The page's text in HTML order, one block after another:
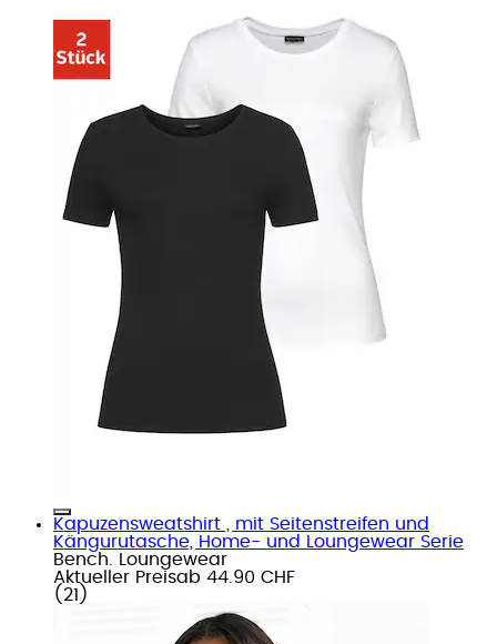
Kapuzensweatshirt , mit Seitenstreifen und
Kängurutasche, Home- und Loungewear Serie
Bench. Loungewear
Aktueller Preisab 44.90 CHF
( 21 )